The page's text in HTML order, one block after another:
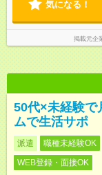
気になる！
掲載元企
50代×未経験で
ムで生活サポ
派遣 職種未経験OK
WEB登録・面接OK